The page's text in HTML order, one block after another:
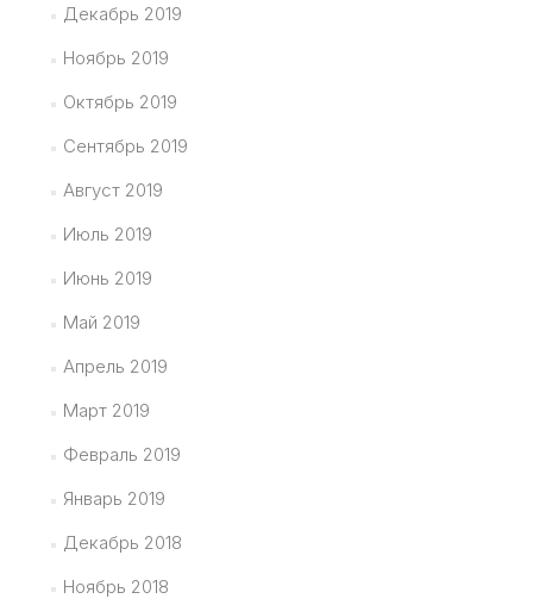
Декабрь 2019
Ноябрь 2019
Октябрь 2019
Сентябрь 2019
Август 2019
Июль 2019
Июнь 2019
Май 2019
Апрель 2019
Март 2019
Февраль 2019
Январь 2019
Декабрь 2018
Ноябрь 2018